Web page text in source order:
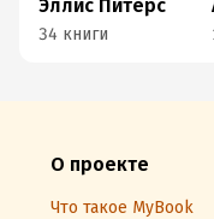
Эллис Питерс
34 книги
О проекте
Что такое MyBook